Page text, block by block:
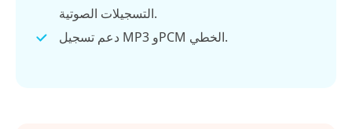
التسجيلات الصوتية.
دعم تسجيل MP3 وPCM الخطي.